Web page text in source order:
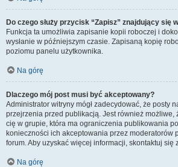
Do czego służy przycisk “Zapisz” znajdujący się
Funkcja ta umożliwia zapisanie kopii roboczej i
wysłanie w późniejszym czasie. Zapisaną kopię
poziomu panelu użytkownika.
Na górę
Dlaczego mój post musi być akceptowany?
Administrator witryny mógł zadecydować, że posty
przejrzenia przed publikacją. Jest również możliwe,
cię w grupie, która ma ograniczenia publikowania
konieczności ich akceptowania przez moderatorów
forum. Aby uzyskać więcej informacji, skontaktuj się
Na górę